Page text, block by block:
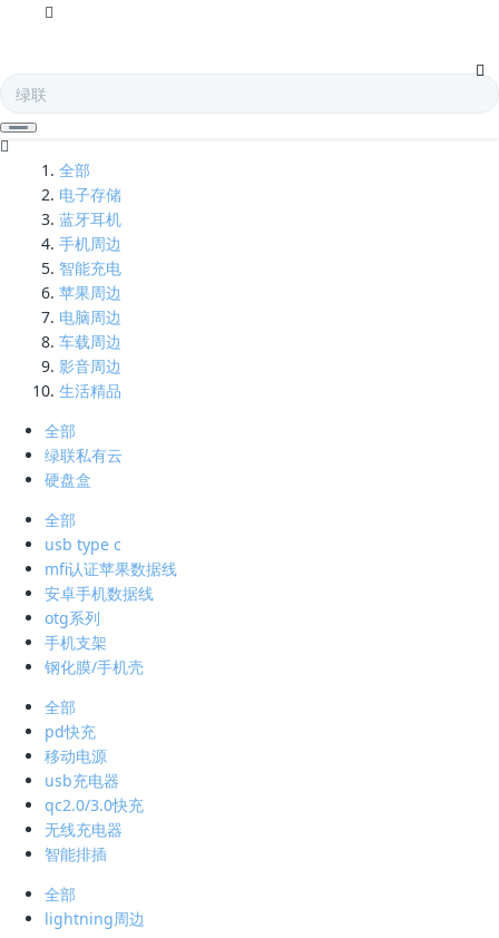
全部
电子存储
蓝牙耳机
手机周边
智能充电
苹果周边
电脑周边
车载周边
影音周边
生活精品
全部
绿联私有云
硬盘盒
全部
usb type c
mfi认证苹果数据线
安卓手机数据线
otg系列
手机支架
钢化膜/手机壳
全部
pd快充
移动电源
usb充电器
qc2.0/3.0快充
无线充电器
智能排插
全部
lightning周边